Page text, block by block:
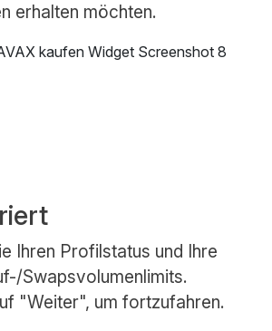
erhalten möchten.
Ihren Profilstatus und Ihre
Swapsvolumenlimits.
"Weiter", um fortzufahren.